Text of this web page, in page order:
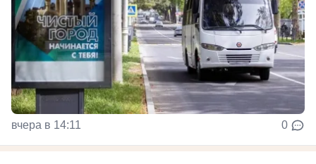
вчера в 14:11 0